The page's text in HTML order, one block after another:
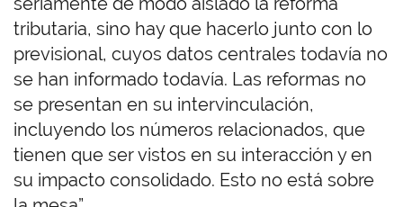
tributaria, sino hay que hacerlo junto con lo
previsional, cuyos datos centrales todavía no
se han informado todavía. Las reformas no
se presentan en su intervinculación,
incluyendo los números relacionados, que
tienen que ser vistos en su interacción y en
su impacto consolidado. Esto no está sobre